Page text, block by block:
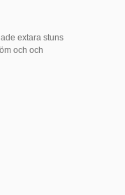
extara stuns
och och